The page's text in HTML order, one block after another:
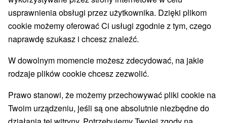
E +19° 29' 7.11''
usprawnienia obsługi przez użytkownika. Dzięki plikom
cookie możemy oferować Ci usługi zgodnie z tym, czego
naprawdę szukasz i chcesz znaleźć.
W dowolnym momencie możesz zdecydować, na jakie
rodzaje plików cookie chcesz zezwolić.
Prawo stanowi, że możemy przechowywać pliki cookie na
Twoim urządzeniu, jeśli są one absolutnie niezbędne do